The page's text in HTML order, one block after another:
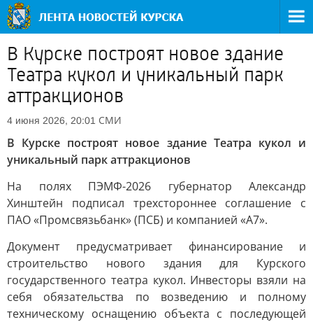
В Курске построят новое здание
Театра кукол и уникальный парк
аттракционов
4 июня 2026, 20:01 СМИ
В Курске построят новое здание Театра кукол и
уникальный парк аттракционов
На полях ПЭМФ-2026 губернатор Александр
Хинштейн подписал трехстороннее соглашение с
ПАО «Промсвязьбанк» (ПСБ) и компанией «А7».
Документ предусматривает финансирование и
строительство нового здания для Курского
государственного театра кукол. Инвесторы взяли на
себя обязательства по возведению и полному
техническому оснащению объекта с последующей